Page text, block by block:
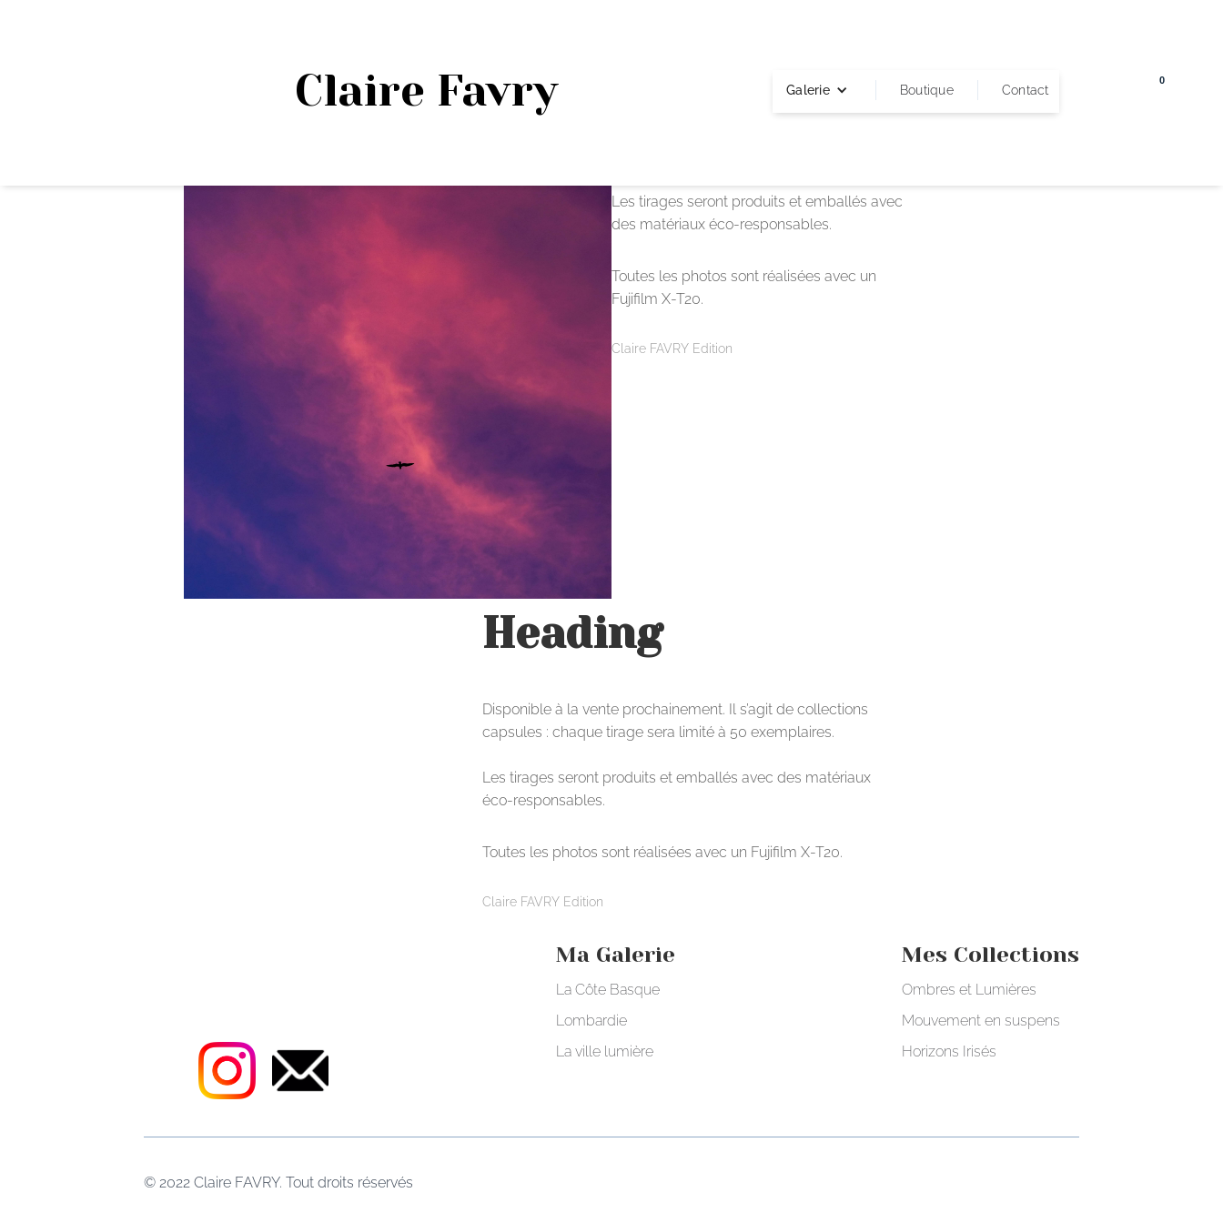
Claire Favry Galerie Boutique Contact
0
Disponible à la vente prochainement. Il s’agit
Les tirages seront produits et emballés avec
des matériaux éco-responsables.
Toutes les photos sont réalisées avec un
Fujifilm X-T20.
Claire FAVRY Edition
Heading
Disponible à la vente prochainement. Il s’agit de collections
capsules : chaque tirage sera limité à 50 exemplaires.
Les tirages seront produits et emballés avec des matériaux
éco-responsables.
Toutes les photos sont réalisées avec un Fujifilm X-T20.
Claire FAVRY Edition
Ma Galerie
La Côte Basque
Lombardie
La ville lumière
Mes Collections
Ombres et Lumières
Mouvement en suspens
Horizons Irisés
© 2022 Claire FAVRY. Tout droits réservés